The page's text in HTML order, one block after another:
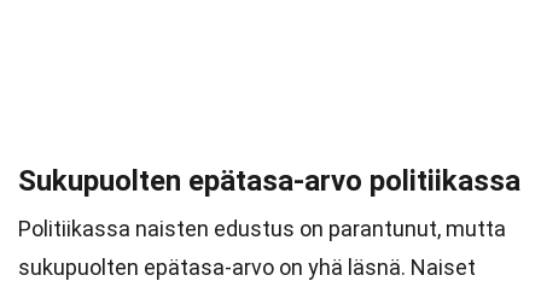
Sukupuolten epätasa-arvo politiikassa
Politiikassa naisten edustus on parantunut, mutta
sukupuolten epätasa-arvo on yhä läsnä. Naiset